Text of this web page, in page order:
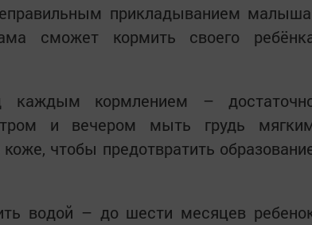
прикладыванием
сможет кормить своего
кормлением –
и вечером мыть грудь
чтобы предотвратить
водой – до шести месяцев